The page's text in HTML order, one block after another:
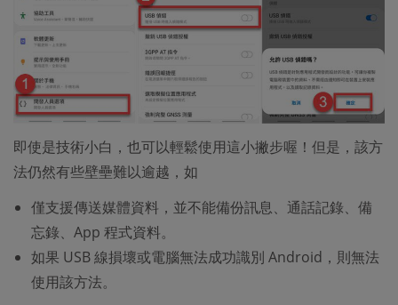
即使是技術小白，也可以輕鬆使用這小撇步喔！但是，該方
法仍然有些壁壘難以逾越，如
僅支援傳送媒體資料，並不能備份訊息、通話記錄、備
忘錄、App 程式資料。
如果 USB 線損壞或電腦無法成功識別 Android，則無法
使用該方法。